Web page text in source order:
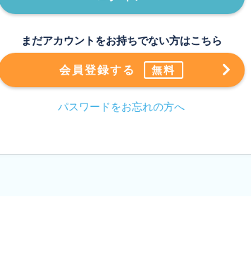
まだアカウントをお持ちでない方はこちら
会員登録する 無料
パスワードをお忘れの方へ